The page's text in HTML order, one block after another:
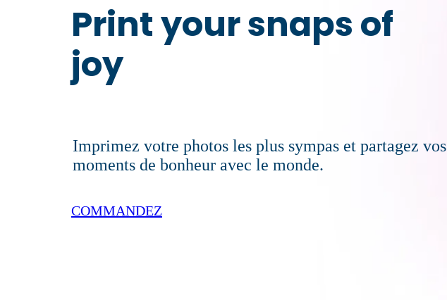
Print your snaps of
joy
Imprimez votre photos les plus sympas et partagez vos
moments de bonheur avec le monde.
COMMANDEZ